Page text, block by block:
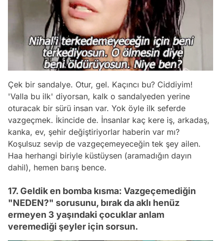
Çek bir sandalye. Otur, gel. Kaçıncı bu? Ciddiyim!
'Valla bu ilk' diyorsan, kalk o sandalyeden yerine
oturacak bir sürü insan var. Yok öyle ilk seferde
vazgeçmek. İkincide de. İnsanlar kaç kere iş, arkadaş,
kanka, ev, şehir değiştiriyorlar haberin var mı?
Koşulsuz sevip de vazgeçemeyeceğin tek şey ailen.
Haa herhangi biriyle küstüysen (aramadığın dayın
dahil), hemen barış bence.
17. Geldik en bomba kısma: Vazgeçemediğin
"NEDEN?" sorusunu, bırak da aklı henüz
ermeyen 3 yaşındaki çocuklar anlam
veremediği şeyler için sorsun.